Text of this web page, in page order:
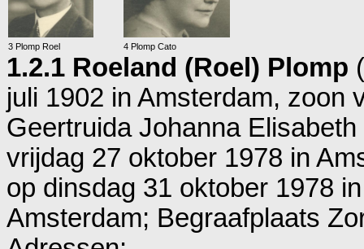
3 Plomp Roel 4 Plomp Cato
1.2.1 Roeland (Roel) Plomp
juli 1902 in Amsterdam, zoon
Geertruida Johanna
vrijdag 27 oktober 1978 in
op dinsdag 31 oktober 1978 in
Amsterdam; Begraafplaats